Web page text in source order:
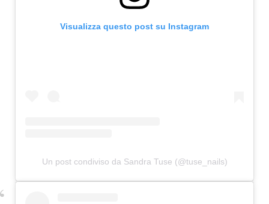
Visualizza questo post su Instagram
Un post condiviso da Sandra Tuse (@tuse_nails)